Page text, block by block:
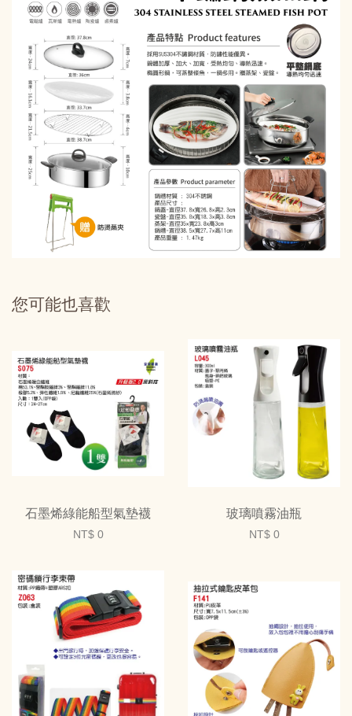
您可能也喜歡
石墨烯綠能船型氣墊襪
NT$ 0
玻璃噴霧油瓶
NT$ 0